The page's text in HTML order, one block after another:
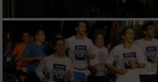
Erstellung von Profilen zur Personalisierung
Verwendung von Profilen zur Auswahl
personalisierter Inhalte
Messung der Werbeleistung